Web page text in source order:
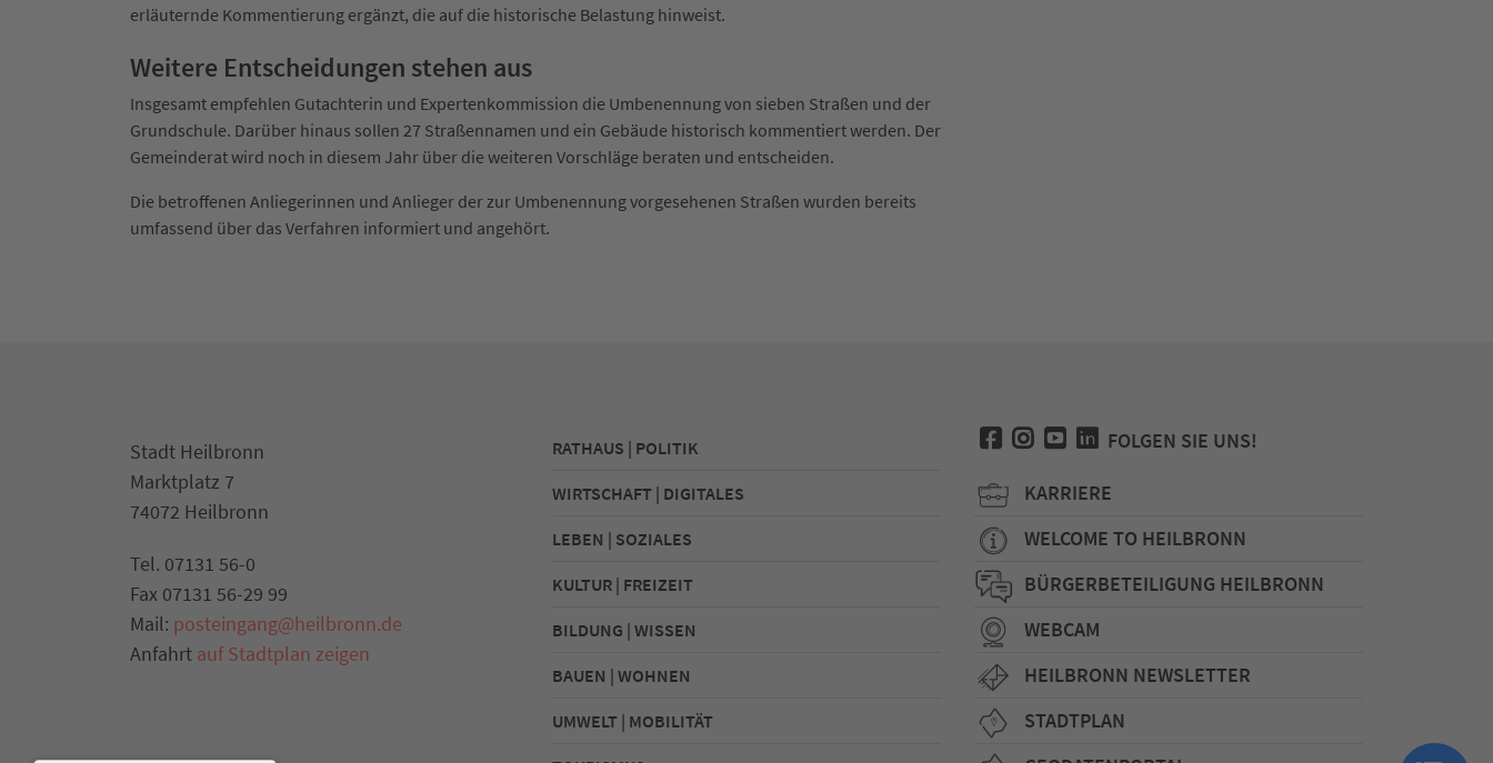
erläuternde Kommentierung ergänzt, die auf die historische Belastung hinweist.
Weitere Entscheidungen stehen aus
Insgesamt empfehlen Gutachterin und Expertenkommission die Umbenennung von sieben Straßen und der
Grundschule. Darüber hinaus sollen 27 Straßennamen und ein Gebäude historisch kommentiert werden. Der
Gemeinderat wird noch in diesem Jahr über die weiteren Vorschläge beraten und entscheiden.
Die betroffenen Anliegerinnen und Anlieger der zur Umbenennung vorgesehenen Straßen wurden bereits
umfassend über das Verfahren informiert und angehört.
Stadt Heilbronn
Marktplatz 7
74072 Heilbronn
Tel. 07131 56-0
Fax 07131 56-29 99
Mail: posteingang@heilbronn.de
Anfahrt auf Stadtplan zeigen
RATHAUS | POLITIK
WIRTSCHAFT | DIGITALES
LEBEN | SOZIALES
KULTUR | FREIZEIT
BILDUNG | WISSEN
BAUEN | WOHNEN
UMWELT | MOBILITÄT
FOLGEN SIE UNS!
KARRIERE
WELCOME TO HEILBRONN
BÜRGERBETEILIGUNG HEILBRONN
WEBCAM
HEILBRONN NEWSLETTER
STADTPLAN